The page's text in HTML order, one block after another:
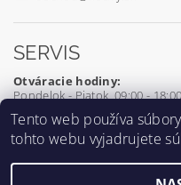
SERVIS
Otváracie hodiny:
Pondelok - Piatok 09:00 -
0905 539 927
Tento web používa súbory
tohto webu vyjadrujete